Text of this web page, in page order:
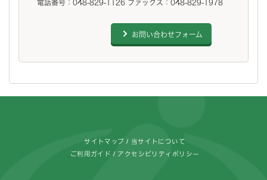
電話番号：048-829-1126 ファックス：048-829-1978
お問い合わせフォーム
サイトマップ 当サイトについて
ご利用ガイド アクセシビリティポリシー